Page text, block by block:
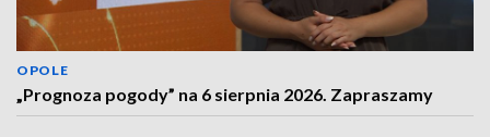
OPOLE
„Prognoza pogody” na 6 sierpnia 2026. Zapraszamy